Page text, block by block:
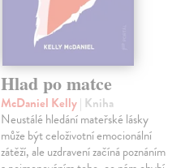
Hlad po matce
McDaniel Kelly| Kniha
Neustálé hledání mateřské lásky
může být celoživotní emocionální
zátěží, ale uzdravení začíná poznáním